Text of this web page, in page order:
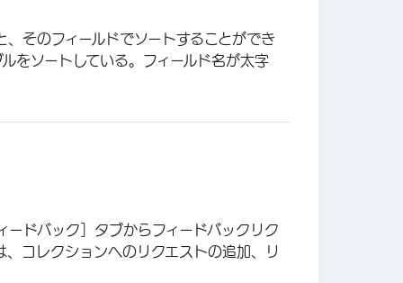
そのフィールドでソートすることができ
をソートしている。フィールド名が太字
ードバック］タブからフィードバックリク
コレクションへのリクエストの追加、リ